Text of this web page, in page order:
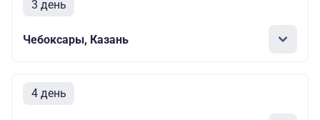
3 день
Чебоксары, Казань
4 день